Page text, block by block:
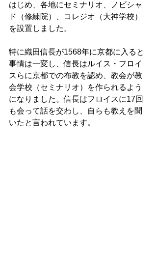
はじめ、各地にセミナリオ、ノビシャ
ド（修練院）、コレジオ（大神学校）
を設置しました。
特に織田信長が1568年に京都に入ると
事情は一変し、信長はルイス・フロイ
スらに京都での布教を認め、教会が教
会学校（セミナリオ）を作られるよう
になりました。信長はフロイスに17回
も会って話を交わし、自らも教えを聞
いたと言われています。